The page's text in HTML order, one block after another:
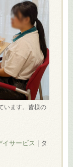
います。皆様の
イサービス
タ